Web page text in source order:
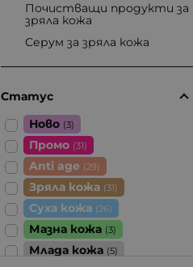
Почистващи продукти за
зряла кожа
Серум за зряла кожа
Статус
Ново (3)
Промо (31)
Anti age (29)
Зряла кожа (31)
Суха кожа (26)
Мазна кожа (3)
Млада кожа (5)